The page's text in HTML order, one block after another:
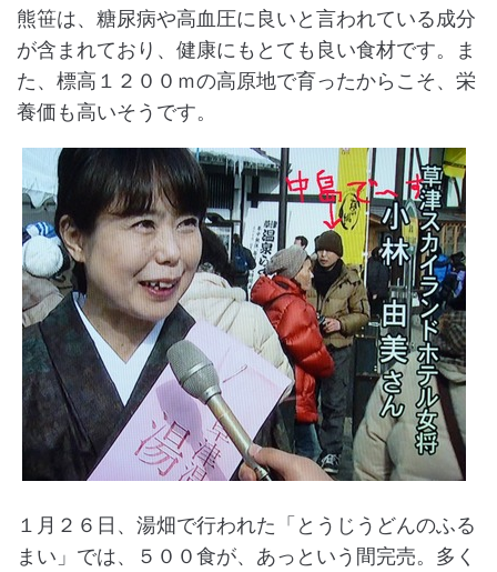
熊笹は、糖尿病や高血圧に良いと言われている成分
が含まれており、健康にもとても良い食材です。ま
た、標高１２００ｍの高原地で育ったからこそ、栄
養価も高いそうです。
１月２６日、湯畑で行われた「とうじうどんのふる
まい」では、５００食が、あっという間完売。多く